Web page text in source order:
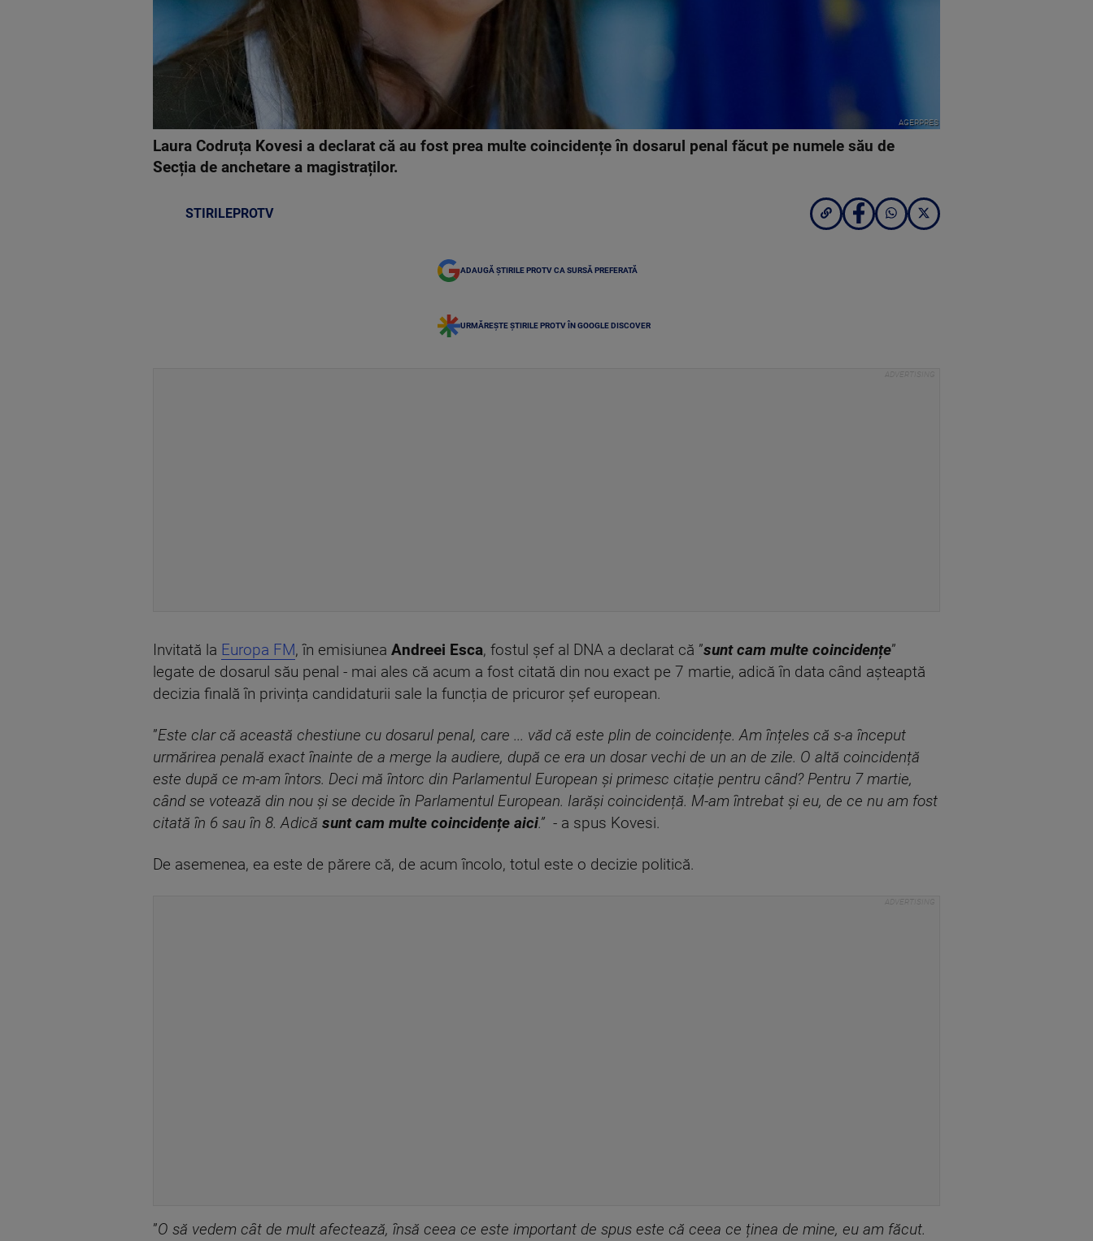
AGERPRES
Laura Codruța Kovesi a declarat că au fost prea multe coincidențe în dosarul penal făcut pe numele său de
Secția de anchetare a magistraților.
STIRILEPROTV
ADAUGĂ ȘTIRILE PROTV CA SURSĂ PREFERATĂ
URMĂREȘTE ȘTIRILE PROTV ÎN GOOGLE DISCOVER
Invitată la Europa FM, în emisiunea Andreei Esca, fostul șef al DNA a declarat că ”sunt cam multe coincidențe”
legate de dosarul său penal - mai ales că acum a fost citată din nou exact pe 7 martie, adică în data când așteaptă
decizia finală în privința candidaturii sale la funcția de pricuror șef european.
”Este clar că această chestiune cu dosarul penal, care ... văd că este plin de coincidențe. Am înțeles că s-a început
urmărirea penală exact înainte de a merge la audiere, după ce era un dosar vechi de un an de zile. O altă coincidență
este după ce m-am întors. Deci mă întorc din Parlamentul European și primesc citație pentru când? Pentru 7 martie,
când se votează din nou și se decide în Parlamentul European. Iarăși coincidență. M-am întrebat și eu, de ce nu am fost
citată în 6 sau în 8. Adică sunt cam multe coincidențe aici.” - a spus Kovesi.
De asemenea, ea este de părere că, de acum încolo, totul este o decizie politică.
”O să vedem cât de mult afectează, însă ceea ce este important de spus este că ceea ce ținea de mine, eu am făcut.